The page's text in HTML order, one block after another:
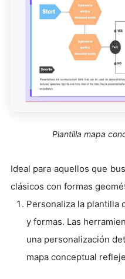
Plantilla mapa
Ideal para aquellos que
clásicos con formas
Personaliza la plantilla
y formas. Las
una personalización
mapa conceptual